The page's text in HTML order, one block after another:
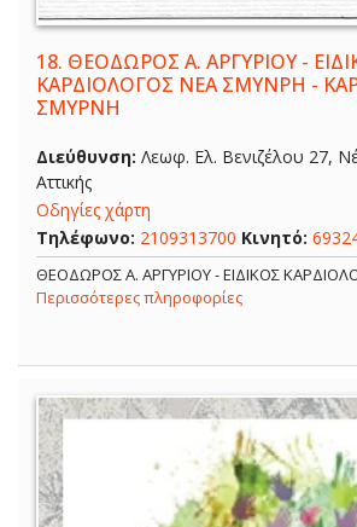
18. ΘΕΟΔΩΡΟΣ Α. ΑΡΓΥΡΙΟΥ -
ΚΑΡΔΙΟΛΟΓΟΣ ΝΕΑ ΣΜΥΝΡΗ -
ΣΜΥΡΝΗ
Διεύθυνση: Λεωφ. Ελ. Βενιζέλου 27,
Αττικής
Οδηγίες χάρτη
Τηλέφωνο: 2109313700 Κινητό:
ΘΕΟΔΩΡΟΣ Α. ΑΡΓΥΡΙΟΥ - ΕΙΔΙΚΟΣ
Περισσότερες πληροφορίες